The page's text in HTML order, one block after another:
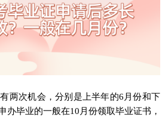
次机会，分别是上半年的6月份和下
办毕业的一般在10月份领取毕业证书，